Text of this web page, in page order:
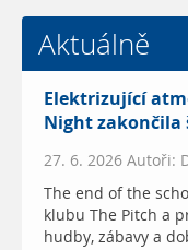
Aktuálně
Elektrizující
Night zakončila
27. 6. 2026 Autoři:
The end of the
klubu The Pitch a
hudby, zábavy a